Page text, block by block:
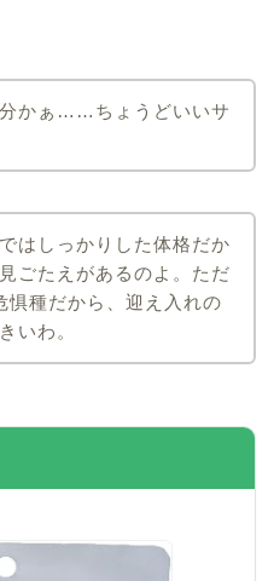
かぁ……ちょうどいいサ
はしっかりした体格だか
ごたえがあるのよ。ただ
惧種だから、迎え入れの
いわ。